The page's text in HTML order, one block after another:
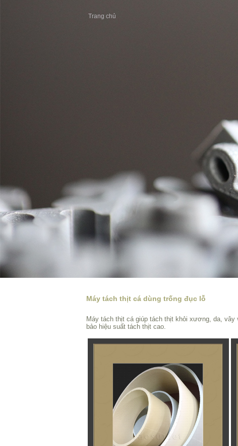
Trang chủ
Máy tách thịt cá dùng trống đục lỗ
Máy tách thịt cá giúp tách thịt khỏi xương, da,
bảo hiệu suất tách thịt cao.